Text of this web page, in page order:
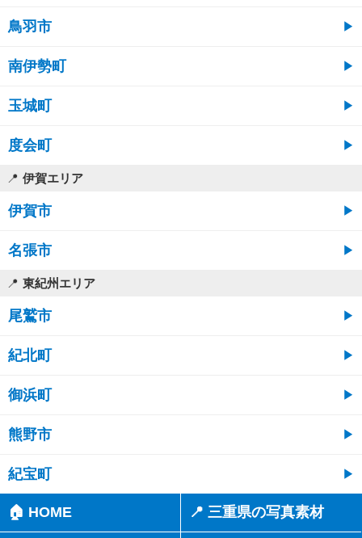
鳥羽市
南伊勢町
玉城町
度会町
伊賀エリア
伊賀市
名張市
東紀州エリア
尾鷲市
紀北町
御浜町
熊野市
紀宝町
🏠 HOME 📍 三重県の写真素材